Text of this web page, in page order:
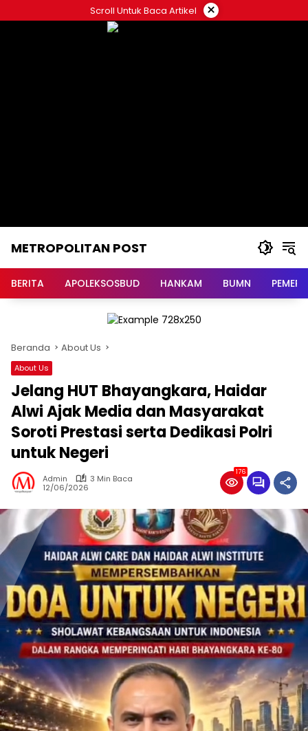
ke
Scroll Untuk Baca Artikel ×
METROPOLITAN POST
BERITA APOLEKSOSBUD HANKAM BUMN
Beranda About Us
About Us
Jelang HUT Bhayangkara, Haidar
Alwi Ajak Media dan Masyarakat
Soroti Prestasi serta Dedikasi Polri
untuk Negeri
Admin
3 Min Baca
12/06/2026
176